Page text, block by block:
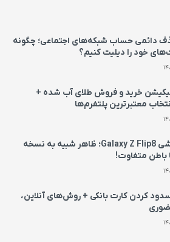
دائمی حساب شبکه‌های اجتماعی؛ چگونه
خود را دیلیت کنیم؟
خرید و فروش طلای آب شده +
معتبرترین پلتفرم‌ها
بررسی گوشی Galaxy Z Flip8؛ ظاهر شبیه به نسخه
باطن متفاوت!
کردن کارت بانکی + روش‌های آنلاین،